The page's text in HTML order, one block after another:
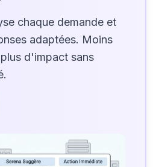
chaque demande et
adaptées. Moins
d'impact sans